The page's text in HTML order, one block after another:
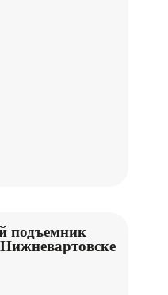
подъемник